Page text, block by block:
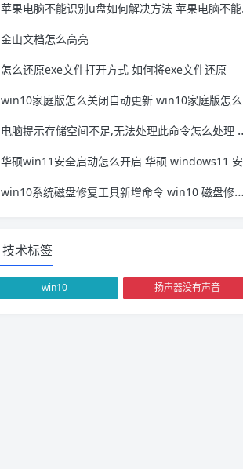
苹果电脑不能识别u盘如何解决方法 苹果电脑不能识别u盘怎么回事
金山文档怎么高亮
怎么还原exe文件打开方式 如何将exe文件还原
win10家庭版怎么关闭自动更新 win10家庭版怎么关闭自动更新知乎
电脑提示存储空间不足,无法处理此命令怎么处理 安装程序错误 存储空间不足,无法处理此命令
华硕win11安全启动怎么开启 华硕 windows11 安全启动
win10系统磁盘修复工具新增命令 win10 磁盘修复工具
技术标签
win10 扬声器没有声音